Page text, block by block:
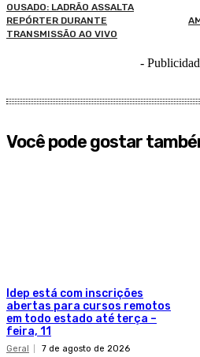
OUSADO: LADRÃO ASSALTA
REPÓRTER DURANTE
TRANSMISSÃO AO VIVO
-
Você pode gostar
Idep está com inscrições
abertas para cursos remotos
em todo estado até terça –
feira, 11
Geral 7 de agosto de 2026